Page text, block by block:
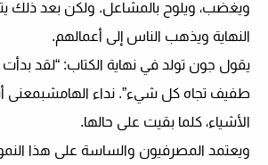
ويغضب، ويلوح بالمشاعل. ولكن بعد ذلك
النهاية ويذهب الناس إلى أعمالهم.
يقول جون تولد في نهاية الكتاب: “لقد
طفيف تجاه كل شيء”. نداء الهامشبمعنى
الأشياء، كلما بقيت على حالها.
ويعتمد المصرفيون والساسة على هذا